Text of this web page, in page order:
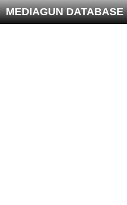
MEDIAGUN DATABASE